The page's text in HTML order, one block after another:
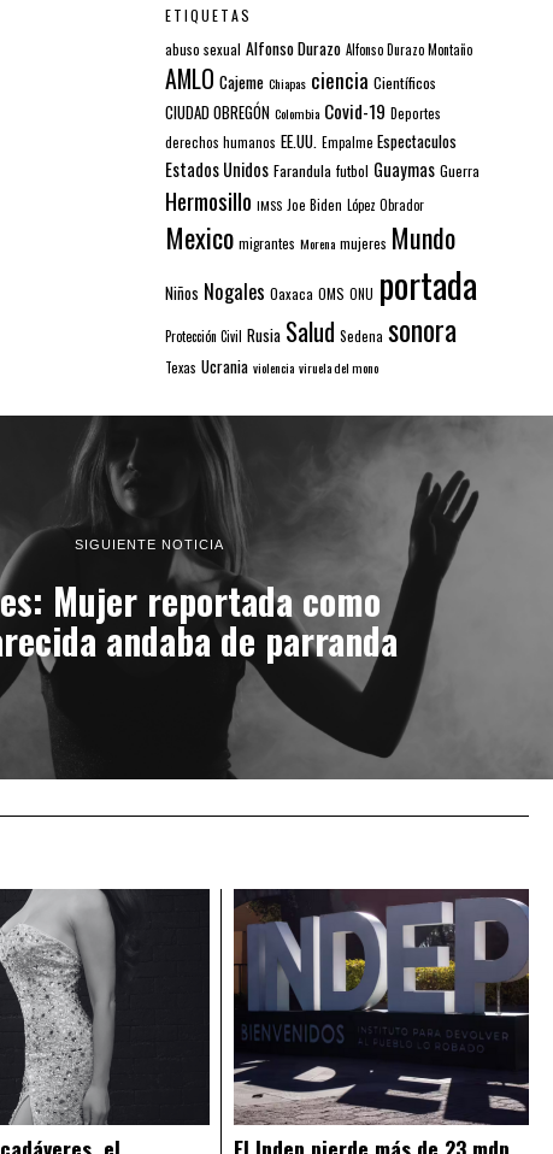
ETIQUETAS
abuso sexual Alfonso Durazo Alfonso Durazo Montaño
AMLO Cajeme Chiapas ciencia Científicos
CIUDAD OBREGÓN Colombia Covid-19 Deportes
derechos humanos EE.UU. Empalme Espectaculos
Estados Unidos Farandula futbol Guaymas Guerra
Hermosillo IMSS Joe Biden López Obrador
Mexico migrantes Morena mujeres Mundo
Niños Nogales Oaxaca OMS ONU portada
Protección Civil Rusia Salud Sedena sonora
Texas Ucrania violencia viruela del mono
SIGUIENTE NOTICIA
Mujer reportada como
andaba de parranda
el El Indep pierde más de 23 mdp